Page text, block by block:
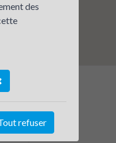
des
refuser